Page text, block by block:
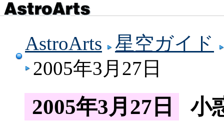
AstroArts
星空ガイド
2005年3月27日
2005年3月27日 小